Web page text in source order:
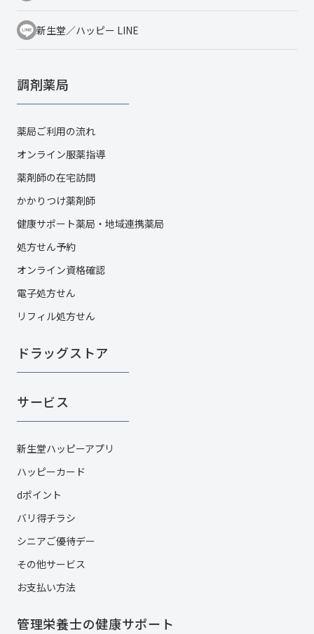
新生堂／ハッピー LINE
調剤薬局
薬局ご利用の流れ
オンライン服薬指導
薬剤師の在宅訪問
かかりつけ薬剤師
健康サポート薬局・地域連携薬局
処方せん予約
オンライン資格確認
電子処方せん
リフィル処方せん
ドラッグストア
サービス
新生堂ハッピーアプリ
ハッピーカード​
dポイント
バリ得チラシ
シニアご優待デー
その他サービス​
お支払い方法
管理栄養士の健康サポート